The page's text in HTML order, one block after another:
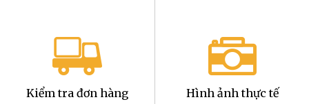
Kiểm tra đơn hàng Hình ảnh thực tế